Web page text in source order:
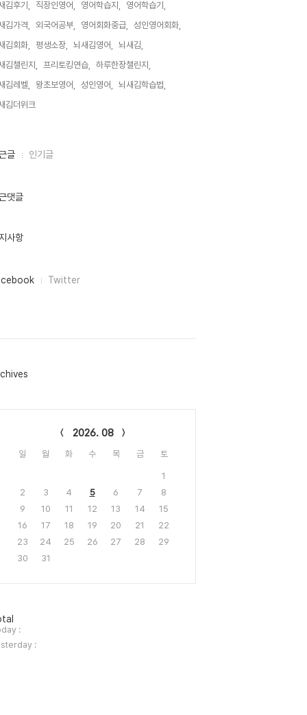
김후기, 직장인영어, 영어학습지,
영어학습기,
김가격,
외국어공부, 영어회화중급,
성인영어회화,
김회화,
평생소장, 뇌새김영어,
뇌새김,
김챌린지,
프리토킹연습,
하루한장챌린지,
김레벨,
왕초보영어, 성인영어,
뇌새김학습법,
김더위크,
글 인기글
댓글
사항
Twitter
2026. 08
일 월 화 수 목 금 토
1
2
3 4 5 6 7
8
9
10 11 12 13 14
15
16
17 18 19 20 21
22
23
24 25 26 27 28
29
30
31
:
: